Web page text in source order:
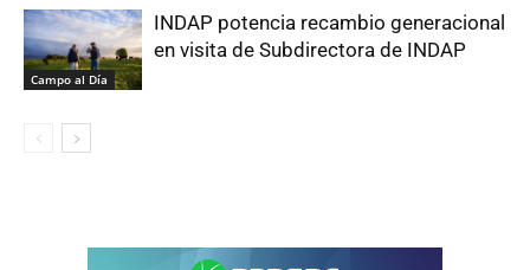
Campo al Día
INDAP potencia recambio generacional
en visita de Subdirectora de INDAP